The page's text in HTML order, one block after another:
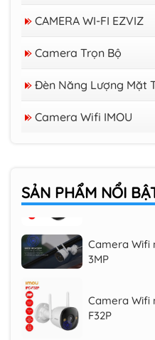
CAMERA WI-FI EZVIZ
Camera Trọn Bộ
Trọn Bộ 08 Camera
Trọn Bộ 04 Camera
Đèn Năng Lượng Mặt
Camera Wifi IMOU
SẢN PHẨM NỔI
Camera Wifi
(IPC-K7FP-
3MP
F32P